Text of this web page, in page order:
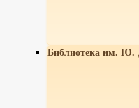
Библиотека им. Ю.